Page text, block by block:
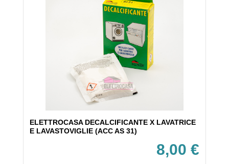
ELETTROCASA DECALCIFICANTE X LAVATRICE
E LAVASTOVIGLIE (ACC AS 31)
8,00 €